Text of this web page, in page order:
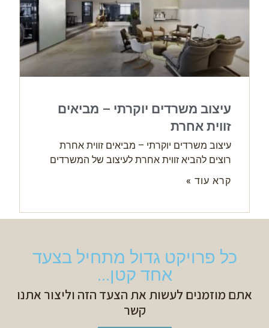
עיצוב משרדים יוקרתי – מביאים
זווית אחרת
עיצוב משרדים יוקרתי – מביאים זווית אחרת
רוצים להביא זווית אחרת לעיצוב של המשרדים
קרא עוד »
כל פרויקט גדול מתחיל בצעד
אחד קטן...
אתם מוזמנים לעשות את הצעד הזה וליצור אתנו
קשר